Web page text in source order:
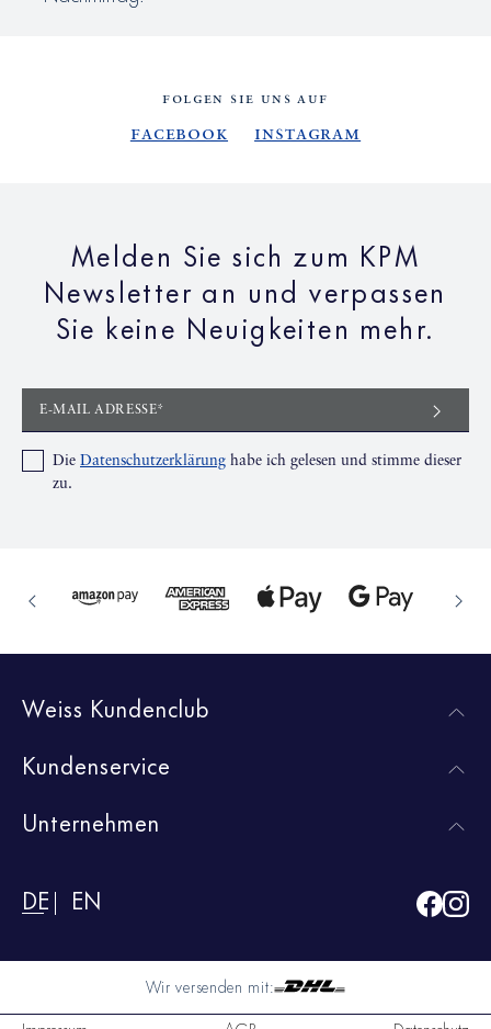
FOLGEN SIE UNS AUF
Facebook Instagram
Melden Sie sich zum KPM
Newsletter an und verpassen
Sie keine Neuigkeiten mehr.
E-MAIL ADRESSE*
Die Datenschutzerklärung habe ich gelesen und stimme dieser
zu.
Weiss Kundenclub
Kundenservice
Unternehmen
DE EN
Wir versenden mit: